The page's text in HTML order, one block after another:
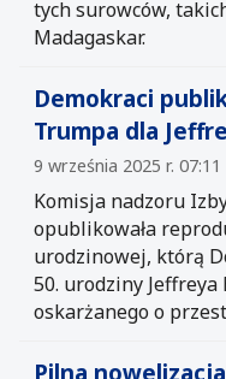
tych surowców,
Madagaskar.
Demokraci
Trumpa dla
9 września 2025 r.
Komisja nadzoru
opublikowała
urodzinowej, którą
50. urodziny
oskarżanego o
Pilna